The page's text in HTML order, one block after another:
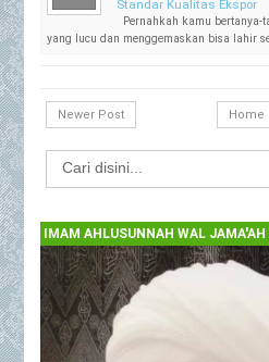
Standar Kualitas Ekspor
Pernahkah kamu bertanya-
yang lucu dan menggemaskan bisa lahir
Newer Post Home
IMAM AHLUSUNNAH WAL JAMA'AH